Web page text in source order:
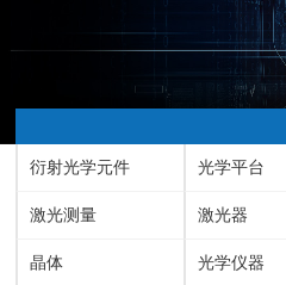
衍射光学元件 光学平台
激光测量 激光器
晶体 光学仪器